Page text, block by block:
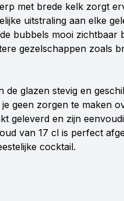
met brede kelk zorgt
uitstraling aan elke
bubbels mooi zichtbaar
gezelschappen zoals
de glazen stevig en
geen zorgen te maken
geleverd en zijn
van 17 cl is perfect
cocktail.